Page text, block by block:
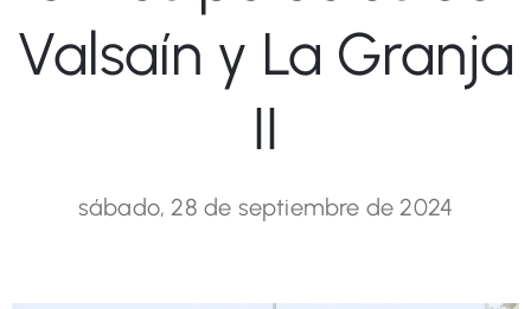
Valsaín y La Granja
II
sábado, 28 de septiembre de 2024